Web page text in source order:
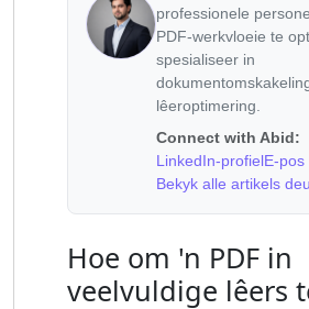
professionele
PDF-werkvloeie te
spesialiseer in
lêeroptimering.
Connect with Abid:
LinkedIn-profielE-pos
Bekyk alle artikels
Hoe om 'n PDF in
veelvuldige lêers